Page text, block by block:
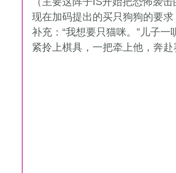
现在加码提出的买只狗狗的要
补充：“我想要只猫咪。”儿子
紧拎上棋具，一把牵上他，奔